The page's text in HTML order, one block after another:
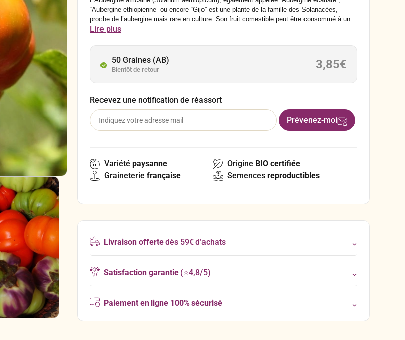
“Aubergine ethiopienne” ou encore “Gijo” est une plante de la famille des Solanacées,
proche de l’aubergine mais rare en culture. Son fruit comestible peut être consommé à un
stade avancé de maturation. Toutefois, la maturation apporte une saveur amère peu
Lire plus
50 Graines (AB)
Bientôt de retour 3,85€
Recevez une notification de réassort
Variété paysanne Origine BIO certifiée
Graineterie française Semences reproductibles
Livraison offertedès 59€ d’achats
Satisfaction garantie(⭐4,8/5)
Paiement en ligne 100% sécurisé